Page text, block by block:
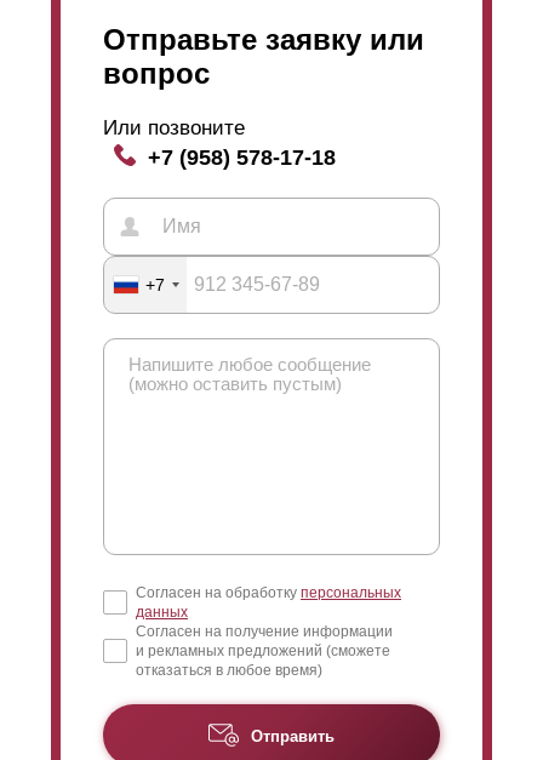
Отправьте заявку или
вопрос
Или позвоните
+7 (958) 578-17-18
+7
Согласен на обработку персональных
данных
Согласен на получение информации
и рекламных предложений (сможете
отказаться в любое время)
Отправить